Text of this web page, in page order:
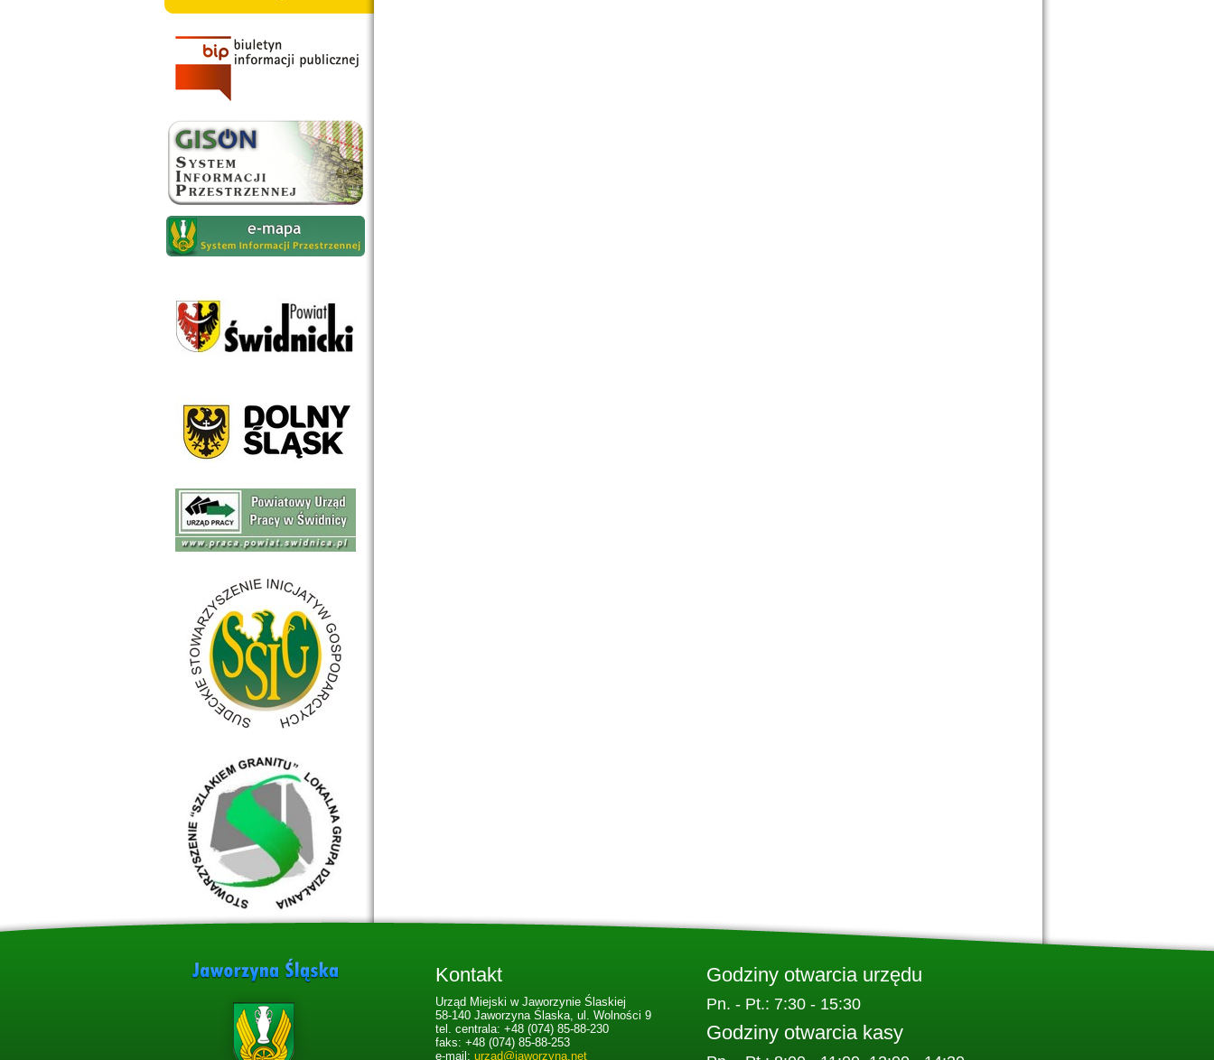
Kontakt
Urząd Miejski w Jaworzynie Ślaskiej
58-140 Jaworzyna Ślaska, ul. Wolności 9
tel. centrala: +48 (074) 85-88-230
faks: +48 (074) 85-88-253
e-mail: urzad@jaworzyna.net
Godziny otwarcia urzędu
Pn. - Pt.: 7:30 - 15:30
Godziny otwarcia kasy